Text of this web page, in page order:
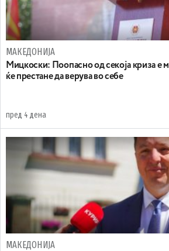
МАКЕДОНИЈА
Мицкоски: Поопасно од секоја криза е
ќе престане да верува во себе
пред 4 дена
МАКЕДОНИЈА